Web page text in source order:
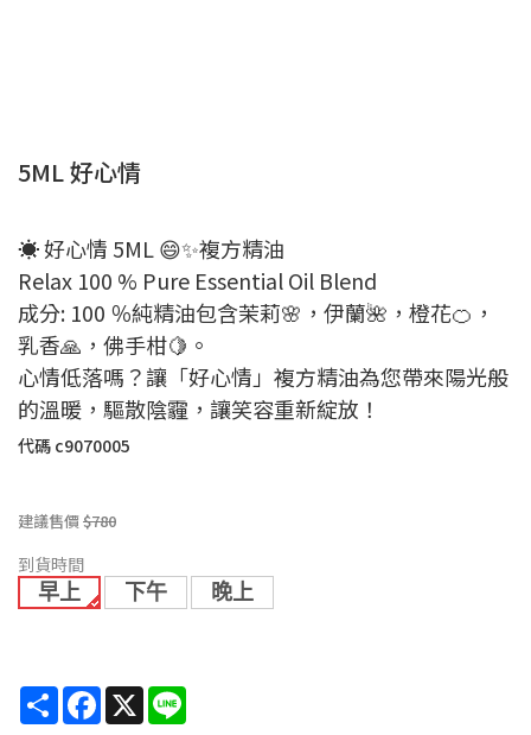
5ML 好心情
☀️ 好心情 5ML 😄✨複方精油
Relax 100 % Pure Essential Oil Blend
成分: 100 ％純精油包含茉莉🌸，伊蘭🌺，橙花🍊，
乳香🙏，佛手柑🍋。
心情低落嗎？讓「好心情」複方精油為您帶來陽光般
的溫暖，驅散陰霾，讓笑容重新綻放！
代碼 c9070005
建議售價$780
到貨時間
早上
下午 晚上
Share Facebook
X